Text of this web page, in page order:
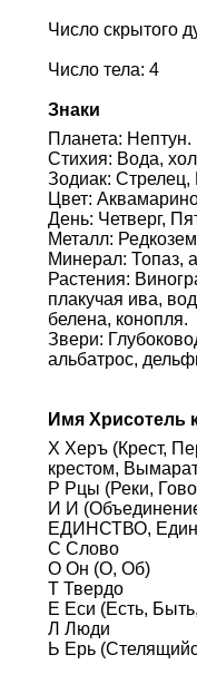
Число скрытого
Число тела: 4
Знаки
Планета: Нептун.
Стихия: Вода,
Зодиак:
Цвет:
День: Четверг,
Металл:
Минерал: Топаз,
Растения:
плакучая ива,
белена, конопля.
Звери:
альбатрос,
Имя Хрисотель
Х Херъ (Крест,
крестом,
Р Рцы (Реки,
И И
ЕДИНСТВО,
С Слово
О Он (О, Об)
Т Твердо
Е Еси (Есть,
Л Люди
Ь Ерь